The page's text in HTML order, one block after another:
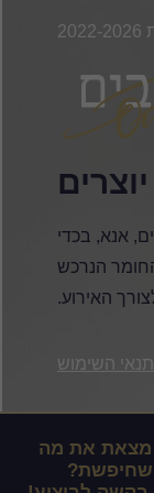
מצאת את מה
שחיפשת?
אנא, בכדי
הנרכש
האירוע.
השימוש